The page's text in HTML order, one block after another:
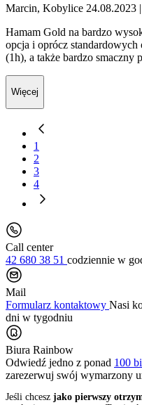
Marcin, Kobylice 24.08.2023
Hamam Gold na bardzo
opcja i oprócz standardowych
(1h), a także bardzo smaczny
Więcej
1
2
3
4
Call center
42 680 38 51 codziennie w
Mail
Formularz kontaktowy Nasi
dni w tygodniu
Biura Rainbow
Odwiedź jedno z ponad 100
zarezerwuj swój wymarzony
Jeśli chcesz jako pierwszy